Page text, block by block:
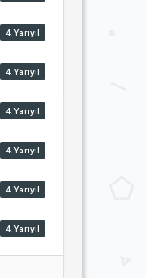
4.Yarıyıl
4.Yarıyıl
4.Yarıyıl
4.Yarıyıl
4.Yarıyıl
4.Yarıyıl